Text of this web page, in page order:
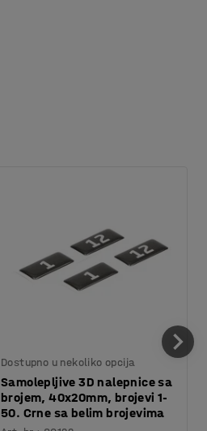
Dostupno u nekoliko opcija
Samolepljive 3D nalepnice sa
brojem, 40x20mm, brojevi 1-
50. Crne sa belim brojevima